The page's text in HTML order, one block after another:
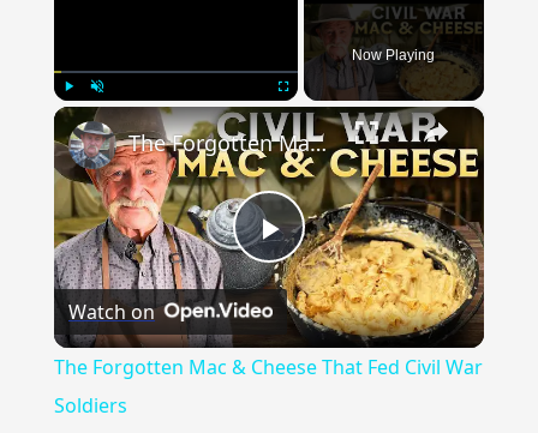
Play Unmute Fullscreen
Now Playing
×
Play
Video
The Forgotten Mac & Cheese That Fed Civil War Soldiers
Watch on
The Forgotten Mac & Cheese That Fed Civil War
Soldiers